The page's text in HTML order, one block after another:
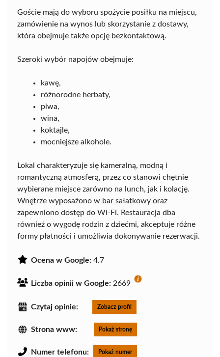
Goście mają do wyboru spożycie posiłku na miejscu,
zamówienie na wynos lub skorzystanie z dostawy,
która obejmuje także opcję bezkontaktową.
Szeroki wybór napojów obejmuje:
kawę,
różnorodne herbaty,
piwa,
wina,
koktajle,
mocniejsze alkohole.
Lokal charakteryzuje się kameralną, modną i
romantyczną atmosferą, przez co stanowi chętnie
wybierane miejsce zarówno na lunch, jak i kolację.
Wnętrze wyposażono w bar sałatkowy oraz
zapewniono dostęp do Wi-Fi. Restauracja dba
również o wygodę rodzin z dziećmi, akceptuje różne
formy płatności i umożliwia dokonywanie rezerwacji.
Ocena w Google: 4.7
Liczba opinii w Google: 2669
Czytaj opinie: Zobacz profil
Strona www: Pokaż stronę
Numer telefonu: Pokaż numer